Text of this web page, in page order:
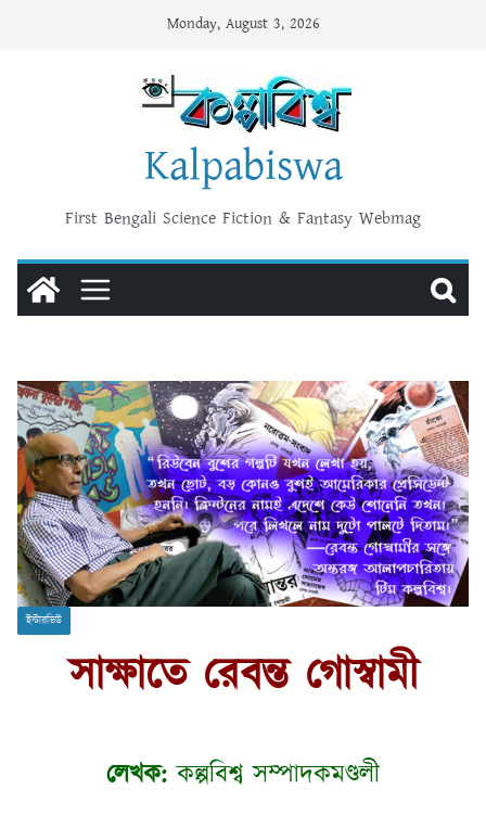
Monday, August 3, 2026
Kalpabiswa
First Bengali Science Fiction & Fantasy Webmag
ইন্টারভিউ
সাক্ষাতে রেবন্ত গোস্বামী
লেখক: কল্পবিশ্ব সম্পাদকমণ্ডলী